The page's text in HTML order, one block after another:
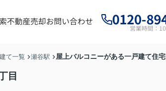
不動産売却お問い合わせ 0120-
営業時間：
て一覧 瀬谷駅 屋上バルコニーがある一戸建て住
目